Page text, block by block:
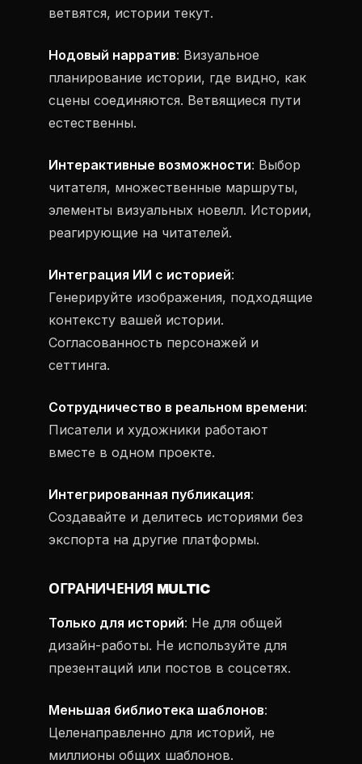
ветвятся, истории текут.
Нодовый нарратив: Визуальное
планирование истории, где видно, как
сцены соединяются. Ветвящиеся пути
естественны.
Интерактивные возможности: Выбор
читателя, множественные маршруты,
элементы визуальных новелл. Истории,
реагирующие на читателей.
Интеграция ИИ с историей:
Генерируйте изображения, подходящие
контексту вашей истории.
Согласованность персонажей и
сеттинга.
Сотрудничество в реальном времени:
Писатели и художники работают
вместе в одном проекте.
Интегрированная публикация:
Создавайте и делитесь историями без
экспорта на другие платформы.
ОГРАНИЧЕНИЯ MULTIC
Только для историй: Не для общей
дизайн-работы. Не используйте для
презентаций или постов в соцсетях.
Меньшая библиотека шаблонов:
Целенаправленно для историй, не
миллионы общих шаблонов.